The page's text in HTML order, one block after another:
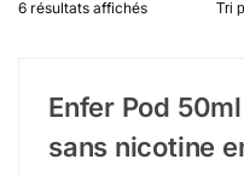
6 résultats affichés
Enfer Pod
sans nicotine